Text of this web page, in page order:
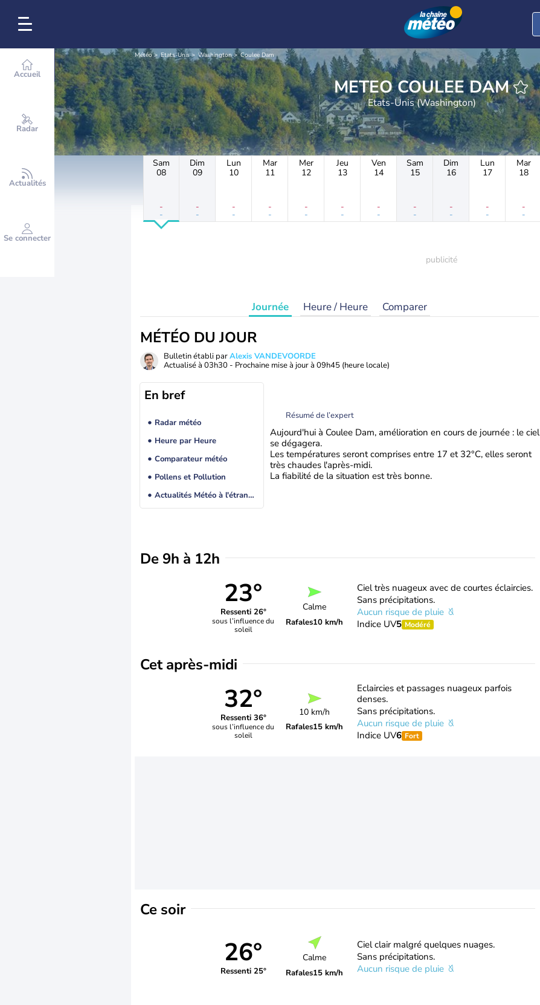
Accueil
Radar
Actualités
Se connecter
Météo Etats-Unis Washington Coulee Dam
METEO COULEE DAM
Etats-Unis (Washington)
Sam
08
-
-
Dim
09
-
-
Lun
10
-
-
Mar
11
-
-
Mer
12
-
-
Jeu
13
-
-
Ven
14
-
-
Sam
15
-
-
Dim
16
-
-
Lun
17
-
-
Mar
18
-
-
Journée Heure / Heure Comparer
MÉTÉO DU JOUR
Bulletin établi parAlexis VANDEVOORDE
Actualisé à 03h30 - Prochaine mise à jour à 09h45 (heure locale)
En bref
Radar météo
Heure par Heure
Comparateur météo
Pollens et Pollution
Actualités Météo à l'étranger
Résumé de l’expert
Aujourd'hui à Coulee Dam, amélioration en cours de journée : le ciel
se dégagera.
Les températures seront comprises entre 17 et 32°C, elles seront
très chaudes l'après-midi.
La fiabilité de la situation est très bonne.
De 9h à 12h
23°
Ressenti 26°
sous l’influence du
soleil
Calme
Rafales10 km/h
Ciel très nuageux avec de courtes éclaircies.
Sans précipitations.
Aucun risque de pluie
Indice UV5 Modéré
Cet après-midi
32°
Ressenti 36°
sous l’influence du
soleil
10 km/h
Rafales15 km/h
Eclaircies et passages nuageux parfois
denses.
Sans précipitations.
Aucun risque de pluie
Indice UV6 Fort
Ce soir
26°
Ressenti 25°
Calme
Rafales15 km/h
Ciel clair malgré quelques nuages.
Sans précipitations.
Aucun risque de pluie